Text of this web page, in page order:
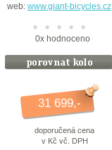
web: www.giant-bicycles.cz
0xhodnoceno
31 699,-
doporučená cena
v Kč vč. DPH